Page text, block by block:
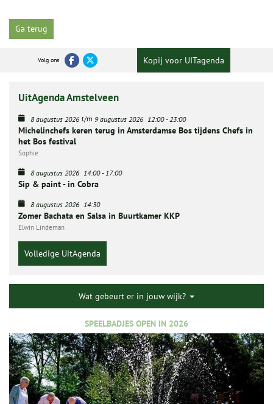
Ga terug
Volg ons Kopij voor UITagenda
UitAgenda Amstelveen
8 augustus 2026 t/m 9 augustus 2026 12:00- 23:00
Michelinchefs keren terug in Amsterdamse Bos tijdens Chefs in
het Bos festival
Sophie
8 augustus 2026 14:00- 17:00
Sip & paint - in Cobra
8 augustus 2026 14:30
Zomer Bachata en Salsa in Buurtkamer KKP
Elwin Lindeman
Volledige UitAgenda
Wat gebeurt er in jouw wijk?
SPEELBADJES OPEN IN 2026